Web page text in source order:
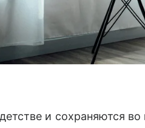
и сохраняются